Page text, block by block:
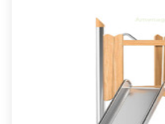
Structure
La combinaison Robinox
pour aire de jeux extérieur